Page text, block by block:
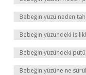
Bebeğin yüzü neden
Bebeğin yüzundeki
Bebeğin yüzündeki
Bebeğin yüzüne ne